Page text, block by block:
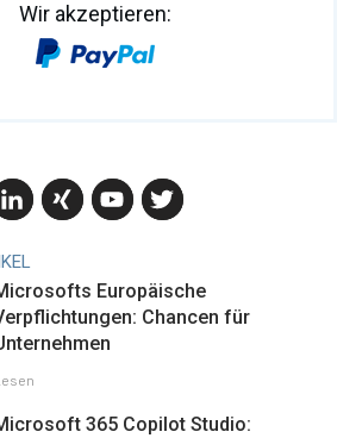
Wir akzeptieren:
Europäische
Chancen für
365 Copilot Studio: